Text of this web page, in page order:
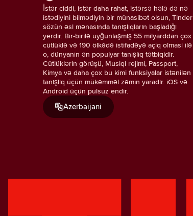
İstər ciddi, istər daha rahat, istərsə hələ də nə
istədiyini bilmədiyin bir münasibət olsun, Tinder
sözün əsl mənasında tanışlıqların başladığı
yerdir. Bir-birilə uyğunlaşmış 55 milyarddan çox
cütlüklə və 190 ölkədə istifadəyə açıq olması ilə
o, dünyanın ən populyar tanışlıq tətbiqidir.
Cütlüklərin görüşü, Musiqi rejimi, Passport,
Kimya və daha çox bu kimi funksiyalar istənilən
tanışlıq üçün mükəmməl zəmin yaradır. iOS və
Android üçün pulsuz endir.
Azerbaijani